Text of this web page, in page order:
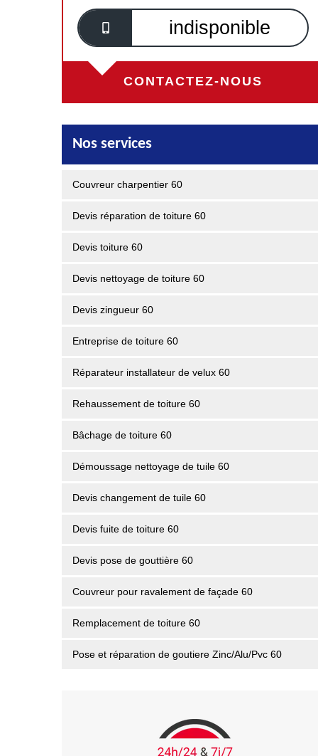
indisponible
CONTACTEZ-NOUS
Nos services
Couvreur charpentier 60
Devis réparation de toiture 60
Devis toiture 60
Devis nettoyage de toiture 60
Devis zingueur 60
Entreprise de toiture 60
Réparateur installateur de velux 60
Rehaussement de toiture 60
Bâchage de toiture 60
Démoussage nettoyage de tuile 60
Devis changement de tuile 60
Devis fuite de toiture 60
Devis pose de gouttière 60
Couvreur pour ravalement de façade 60
Remplacement de toiture 60
Pose et réparation de goutiere Zinc/Alu/Pvc 60